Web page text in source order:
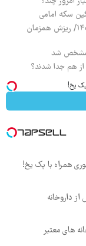
قیمت محصولات ایران خودرو چهارشنبه ۱۴ مرداد ۱۴۰۵/ ریزش همزمان
مشخص شد
از هم جدا شدند؟
همراه با پک یخ!
های معتبر